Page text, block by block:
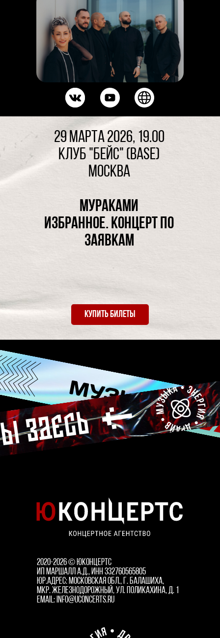
29 марта 2026, 19.00
Клуб "БЕЙС" (BASE)
Москва
МУРАКАМИ
ИЗБРАННОЕ. КОНЦЕРТ ПО
ЗАЯВКАМ
КУПИТЬ БИЛЕТЫ
мероприятия О НАС аккредитация
2020-2026© ЮКОНЦЕРТС
ИП Маршалл А.Д., ИНН 332760565805
Юр.адрес: Московская обл., г. Балашиха,
мкр. Железнодорожный, ул. Поликахина, д. 1
email: info@uconcerts.ru